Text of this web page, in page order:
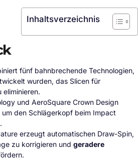
Inhaltsverzeichnis
fünf bahnbrechende Technologien,
wurden, das Slicen für
eliminieren.
und AeroSquare Crown Design
den Schlägerkopf beim Impact
erzeugt automatischen Draw-Spin,
zu korrigieren und geradere